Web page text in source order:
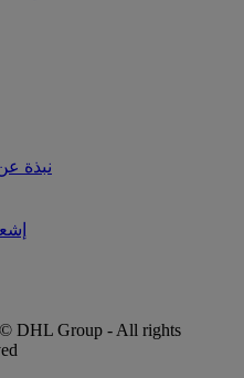
نبذة
DHL Group - All rights